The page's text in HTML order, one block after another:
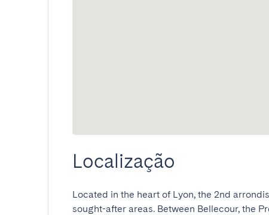
Localização
Located in the heart of Lyon, the 2nd
sought-after areas. Between Bellecour, the